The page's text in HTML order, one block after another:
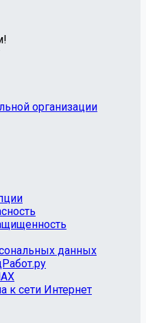
организации
данных
к сети Интернет